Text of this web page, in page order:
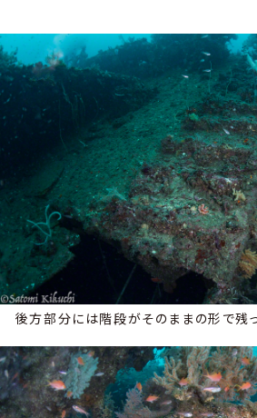
後方部分には階段がそのままの形で残